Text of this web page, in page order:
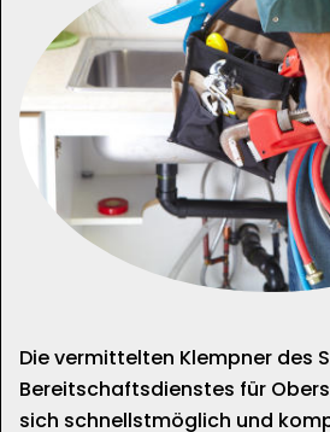
Die vermittelten Klempner des
Bereitschaftsdienstes für
sich schnellstmöglich und